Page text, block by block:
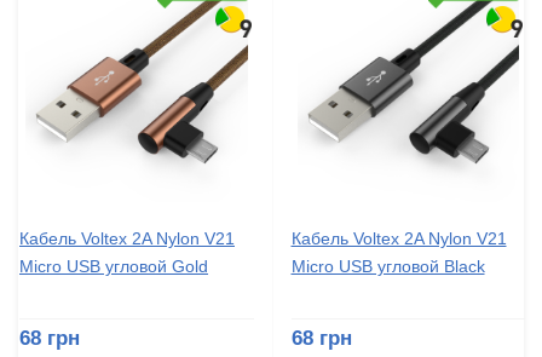
Кабель Voltex 2A Nylon V21
Micro USB угловой Gold
68 грн
Кабель Voltex 2A Nylon V21
Micro USB угловой Black
68 грн